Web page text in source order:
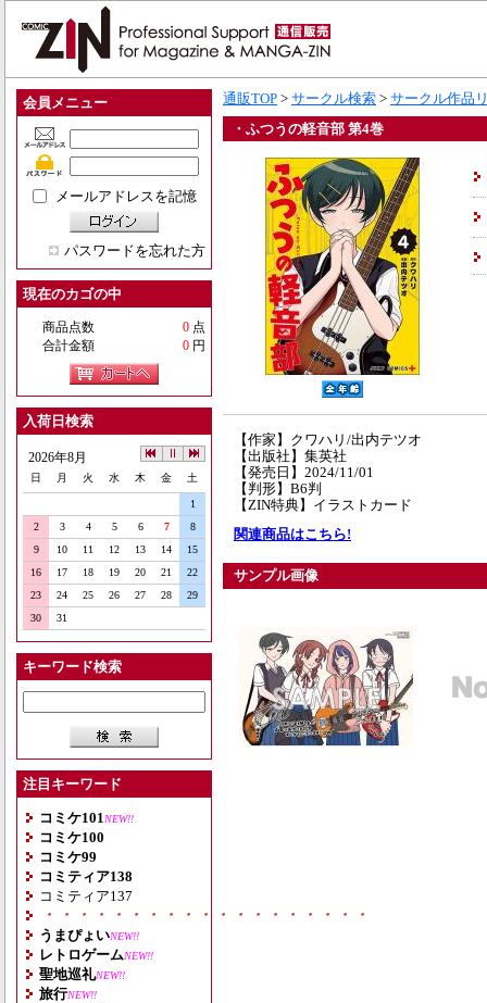
会員メニュー
メールアドレスを記憶
パスワードを忘れた方
現在のカゴの中
商品点数 0 点
合計金額
0 円
入荷日検索
2026年8月
日 月 火 水 木 金 土
1
2
3 4 5 6 7
8
9
10 11 12 13 14
15
16
17 18 19 20 21
22
23
24 25 26 27 28
29
30
31
キーワード検索
注目キーワード
コミケ101 NEW!!
コミケ100
コミケ99
コミティア138
コミティア137
・・・・・・・・・・・・・・・・・・・
うまぴょいNEW!!
レトロゲームNEW!!
聖地巡礼NEW!!
旅行NEW!!
通販TOP > サークル検索 > サークル作品
・ふつうの軽音部 第4巻
【作家】クワハリ/出内テツオ
【出版社】集英社
【発売日】2024/11/01
【判形】B6判
【ZIN特典】イラストカード
関連商品はこちら!
サンプル画像